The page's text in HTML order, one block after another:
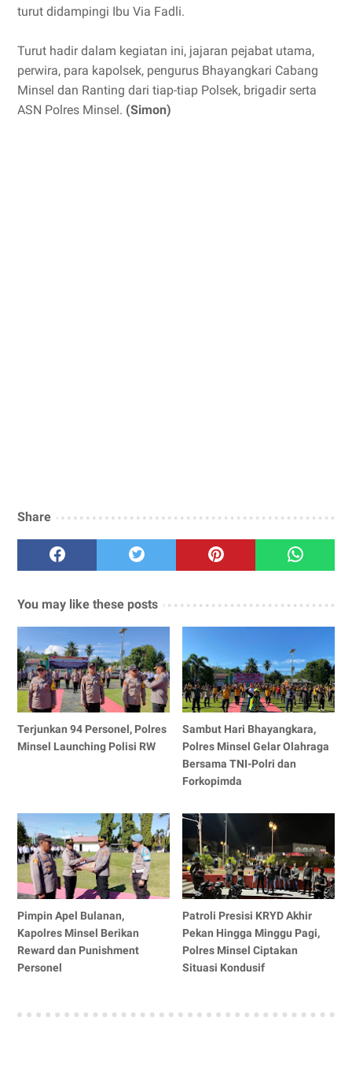
turut didampingi Ibu Via Fadli.
Turut hadir dalam kegiatan ini, jajaran pejabat utama,
perwira, para kapolsek, pengurus Bhayangkari Cabang
Minsel dan Ranting dari tiap-tiap Polsek, brigadir serta
ASN Polres Minsel. (Simon)
Share
You may like these posts
Terjunkan 94 Personel, Polres
Minsel Launching Polisi RW
Sambut Hari Bhayangkara,
Polres Minsel Gelar Olahraga
Bersama TNI-Polri dan
Forkopimda
Pimpin Apel Bulanan,
Kapolres Minsel Berikan
Reward dan Punishment
Personel
Patroli Presisi KRYD Akhir
Pekan Hingga Minggu Pagi,
Polres Minsel Ciptakan
Situasi Kondusif